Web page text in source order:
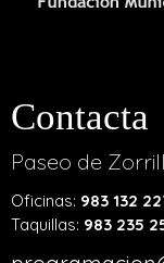
Contacta
Paseo de
Oficinas: 983 132
Taquillas: 983 235